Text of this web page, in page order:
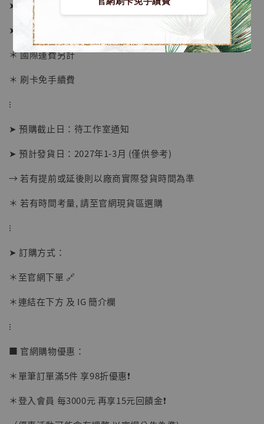
【現貨】BJSTUDIO 1/6系列可動蒐藏人偶 讓
子彈飛 鵝城縣長 張麻子 [BK01]
➤ 艾恩價格 10280元 (訂金4880)
➤ 坦克價格 9780元 (訂金4880)
＊ 國際運費另計
＊ 刷卡免手續費
⁝
➤ 預購截止日：待工作室通知
➤ 預計發貨日：2027年1-3月 (僅供參考)
→ 若有提前或延後則以廠商實際發貨時間為準
＊ 若有時間考量, 請至官網現貨區選購
⁝
➤ 訂購方式：
＊至官網下單 🔗
＊連結在下方 及 IG 簡介欄
⁝
■ 官網購物優惠：
＊單筆訂單滿5件 享98折優惠❗️
＊登入會員 每3000元 再享15元回饋金❗️